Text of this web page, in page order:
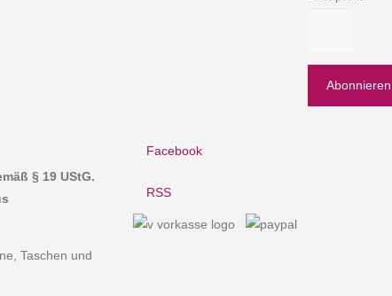
§ 19 UStG.
Taschen und
Facebook
RSS